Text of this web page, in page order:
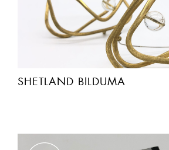
SHETLAND BILDUMA